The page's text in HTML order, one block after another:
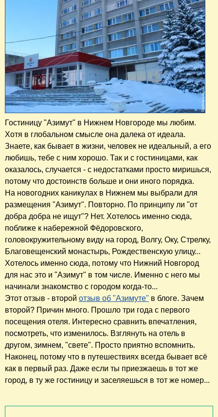
Гостиницу "Азимут" в Нижнем Новгороде мы любим.
Хотя в глобальном смысле она далека от идеала.
Знаете, как бывает в жизни, человек не идеальный, а его
любишь, тебе с ним хорошо. Так и с гостиницами, как
оказалось, случается - с недостатками просто миришься,
потому что достоинств больше и они иного порядка.
На новогодних каникулах в Нижнем мы выбрали для
размещения "Азимут". Повторно. По принципу ли "от
добра добра не ищут"? Нет. Хотелось именно сюда,
поближе к набережной Фёдоровского,
головокружительному виду на город, Волгу, Оку, Стрелку,
Благовещенский монастырь, Рождественскую улицу...
Хотелось именно сюда, потому что Нижний Новгород
для нас это и "Азимут" в том числе. Именно с него мы
начинали знакомство с городом когда-то...
Этот отзыв - второй отзыв об "Азимуте" в блоге. Зачем
второй? Причин много. Прошло три года с первого
посещения отеля. Интересно сравнить впечатления,
посмотреть, что изменилось. Взглянуть на отель в
другом, зимнем, "свете". Просто приятно вспомнить.
Наконец, потому что в путешествиях всегда бывает всё
как в первый раз. Даже если ты приезжаешь в тот же
город, в ту же гостиницу и заселяешься в тот же номер...